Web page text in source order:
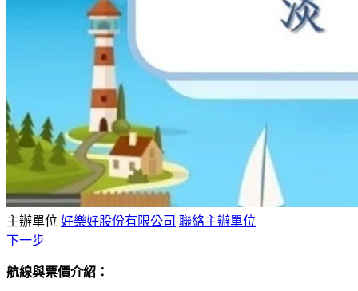
主辦單位 好樂好股份有限公司 聯絡主辦單位
下一步
航線與票價介紹：